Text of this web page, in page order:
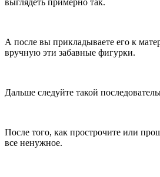
выглядеть примерно так.
А после вы прикладываете его к
вручную эти забавные фигурки.
Дальше следуйте такой
После того, как прострочите или
все ненужное.